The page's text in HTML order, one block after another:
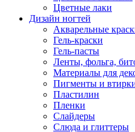
Цветные лаки
Дизайн ногтей
Акварельные
Гель-краски
Гель-пасты
Ленты, фольга,
Материалы для
Пигменты и
Пластилин
Пленки
Слайдеры
Слюда и глиттеры